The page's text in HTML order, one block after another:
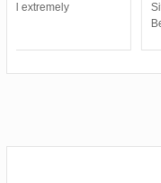
Situs Judi Online
Bertransaksi Dengan